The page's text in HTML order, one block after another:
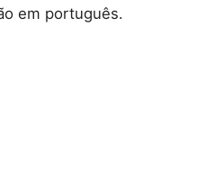
em português.